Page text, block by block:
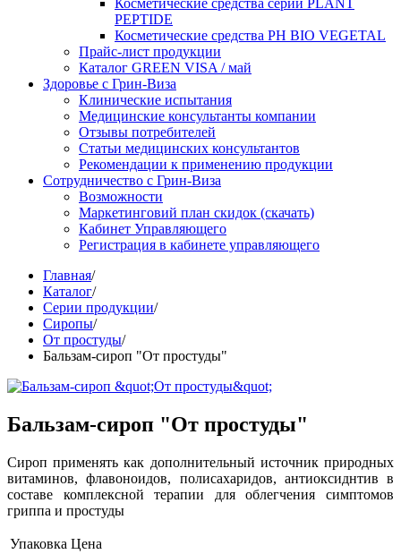
Косметические средства серии PLANT
PEPTIDE
Косметические средства PH BIO VEGETAL
Прайс-лист продукции
Каталог GREEN VISA / май
Здоровье с Грин-Виза
Клинические испытания
Медицинские консультанты компании
Отзывы потребителей
Статьи медицинских консультантов
Рекомендации к применению продукции
Сотрудничество с Грин-Виза
Возможности
Маркетинговий план скидок (скачать)
Кабинет Управляющего
Регистрация в кабинете управляющего
Главная/
Каталог/
Серии продукции/
Сиропы/
От простуды/
Бальзам-сироп "От простуды"
Бальзам-сироп "От простуды"
Сироп применять как дополнительный источник природных
витаминов, флавоноидов, полисахаридов, антиоксиднтив в
составе комплексной терапии для облегчения симптомов
гриппа и простуды
Упаковка Цена